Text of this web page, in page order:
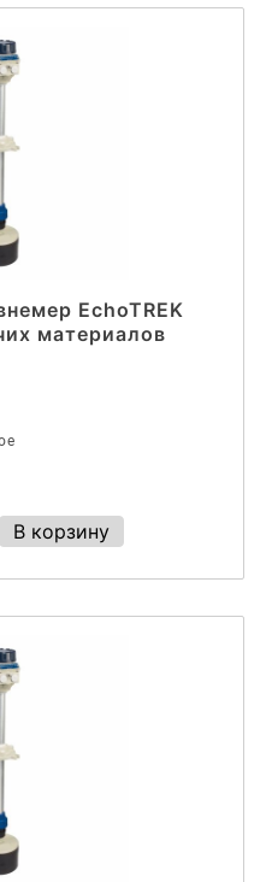
EchoTREK
материалов
В корзину